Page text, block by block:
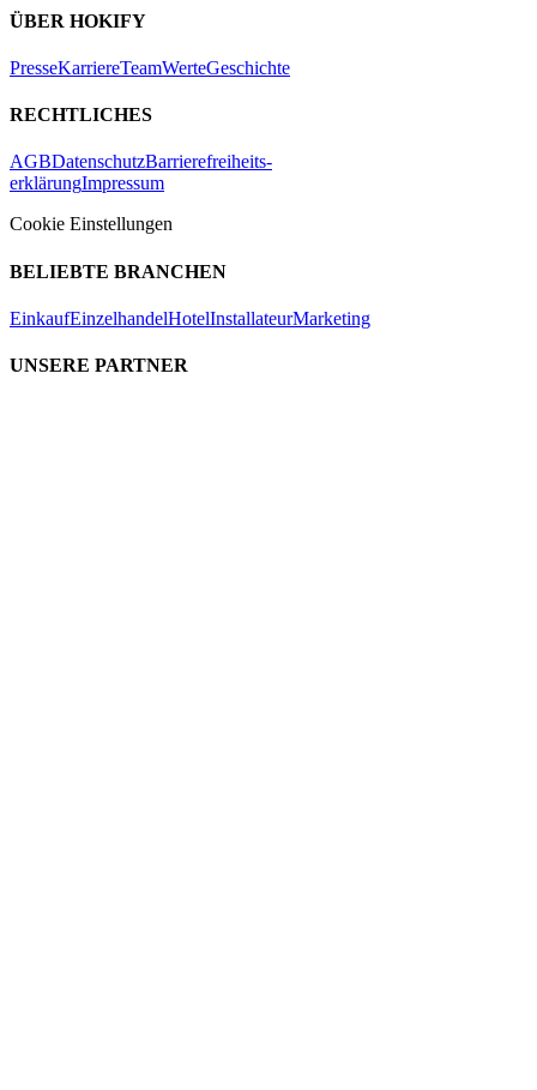
ÜBER HOKIFY
PresseKarriereTeamWerteGeschichte
RECHTLICHES
AGBDatenschutzBarrierefreiheits-
erklärungImpressum
Cookie Einstellungen
BELIEBTE BRANCHEN
EinkaufEinzelhandelHotelInstallateurMarketing
UNSERE PARTNER